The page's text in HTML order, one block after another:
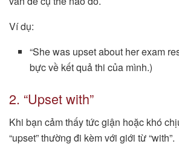
Ví dụ:
“She was upset about her exam
bực về kết quả thi của mình.)
2. “Upset with”
Khi bạn cảm thấy tức giận hoặc khó
“upset” thường đi kèm với giới từ “with”.